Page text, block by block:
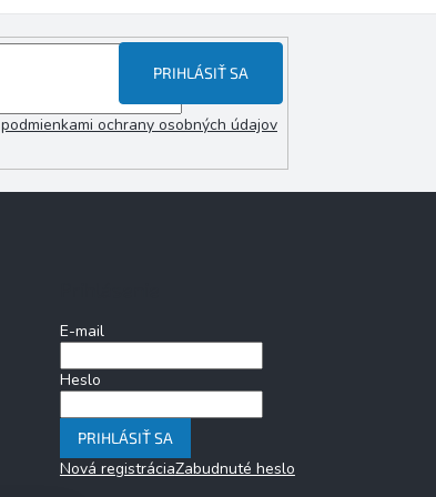
podmienkami ochrany osobných údajov
PRIHLÁSIŤ SA
E-mail
Heslo
PRIHLÁSIŤ SA
Nová registráciaZabudnuté heslo